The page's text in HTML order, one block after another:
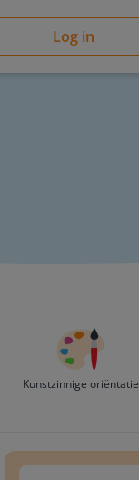
Log in
Kunstzinnige oriëntatie